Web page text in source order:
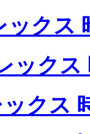
ックス
ックス
ックス